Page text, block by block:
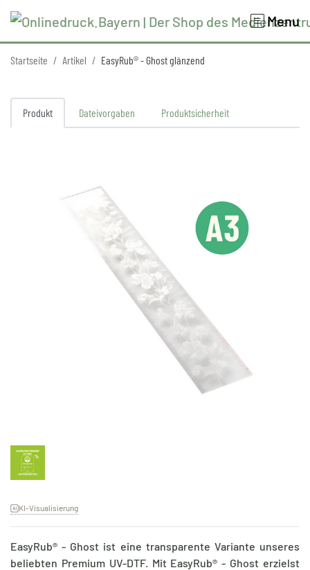
Menu
Startseite Artikel EasyRub® - Ghost glänzend
Produkt Dateivorgaben Produktsicherheit
KI-Visualisierung
EasyRub® - Ghost ist eine transparente Variante unseres
beliebten Premium UV-DTF. Mit EasyRub® - Ghost erzielst